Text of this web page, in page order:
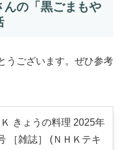
んの「黒ごまもや
うございます。ぜひ参考
Ｋ きょうの料理 2025年
［雑誌］ (ＮＨＫテキ